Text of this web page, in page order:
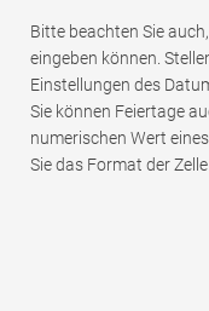
Bitte beachten Sie
eingeben können.
Einstellungen des
Sie können Feiertage
numerischen Wert
Sie das Format der